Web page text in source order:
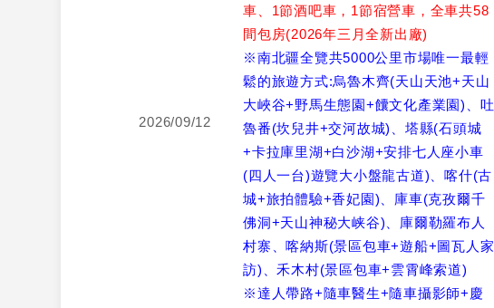
2026/09/12
車、1節酒吧車，1節宿營車，全車共58
間包房(2026年三月全新出廠)
※南北疆全覽共5000公里市場唯一最輕
鬆的旅遊方式:烏魯木齊(天山天池+天山
大峽谷+野馬生態園+饢文化產業園)、吐
魯番(坎兒井+交河故城)、塔縣(石頭城
+卡拉庫里湖+白沙湖+安排七人座小車
(四人一台)遊覽大小盤龍古道)、喀什(古
城+旅拍體驗+香妃園)、庫車(克孜爾千
佛洞+天山神秘大峡谷)、庫爾勒羅布人
村寨、喀納斯(景區包車+遊船+圖瓦人家
訪)、禾木村(景區包車+雲霄峰索道)
※達人帶路+隨車醫生+隨車攝影師+慶